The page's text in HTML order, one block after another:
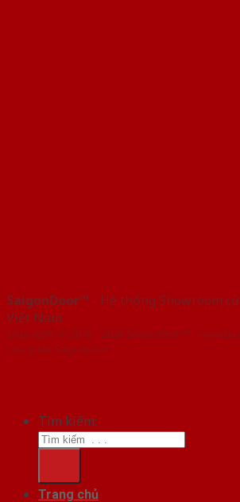
SaigonDoor™ - Hệ thống Showroom
Việt Nam
Copyright ⓒ 2016 – 2026 SaigonDoor™ -
chủ quản SaigonDoor
Tìm kiếm:
Trang chủ